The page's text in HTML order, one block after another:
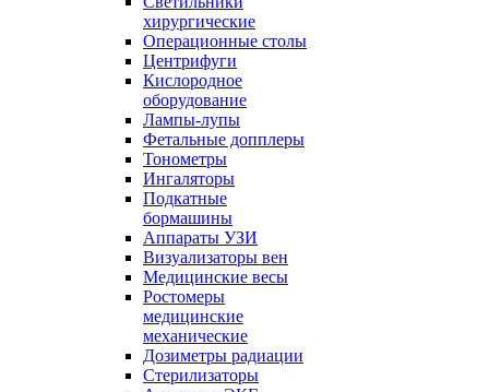
хирургические
Операционные столы
Центрифуги
Кислородное
оборудование
Лампы-лупы
Фетальные допплеры
Тонометры
Ингаляторы
Подкатные
бормашины
Аппараты УЗИ
Визуализаторы вен
Медицинские весы
Ростомеры
медицинские
механические
Дозиметры радиации
Стерилизаторы